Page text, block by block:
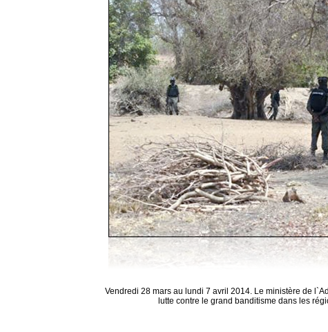
Vendredi 28 mars au lundi 7 avril 2014. Le ministère de
lutte contre le grand banditisme dans les